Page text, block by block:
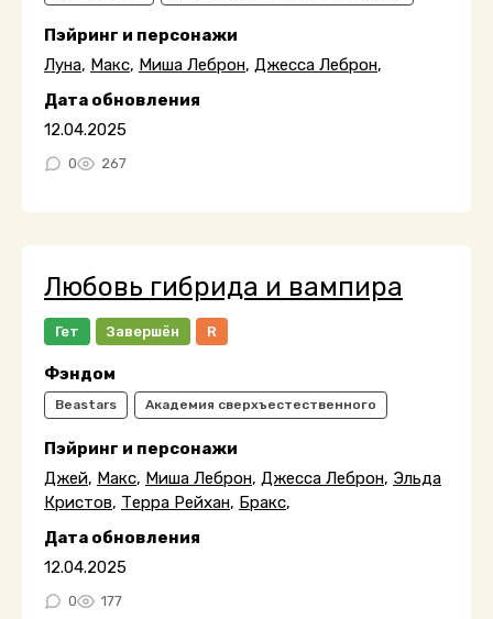
Пэйринг и персонажи
Луна, Макс, Миша Леброн, Джесса Леброн,
Дата обновления
12.04.2025
0 267
Любовь гибрида и вампира
Гет Завершён R
Фэндом
Beastars Академия сверхъестественного
Пэйринг и персонажи
Джей, Макс, Миша Леброн, Джесса Леброн, Эльда
Кристов, Терра Рейхан, Бракс,
Дата обновления
12.04.2025
0 177